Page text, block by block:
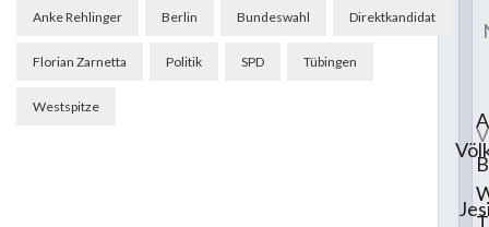
Anke Rehlinger Berlin Bundeswahl Direktkandidat
Florian Zarnetta Politik SPD Tübingen
Westspitze
Beitragsnavigation